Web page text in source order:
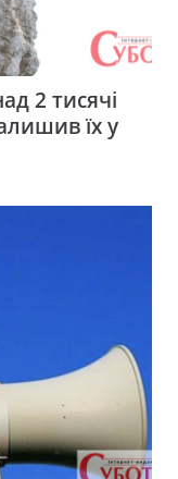
2 тисячі
їх у